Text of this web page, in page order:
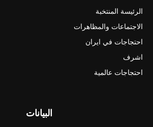
الرئيسة المنتخبة
الاجتماعات والمظاهرات
احتجاجات في ايران
اشرف
احتجاجات عالمية
البيانات